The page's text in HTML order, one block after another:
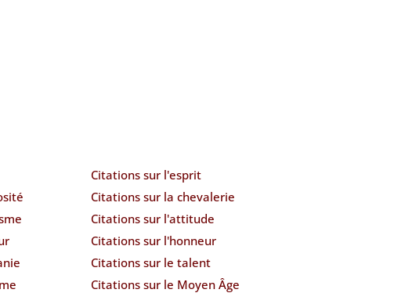
Citations sur l'esprit
Citations sur la chevalerie
Citations sur l'attitude
Citations sur l'honneur
Citations sur le talent
Citations sur le Moyen Âge